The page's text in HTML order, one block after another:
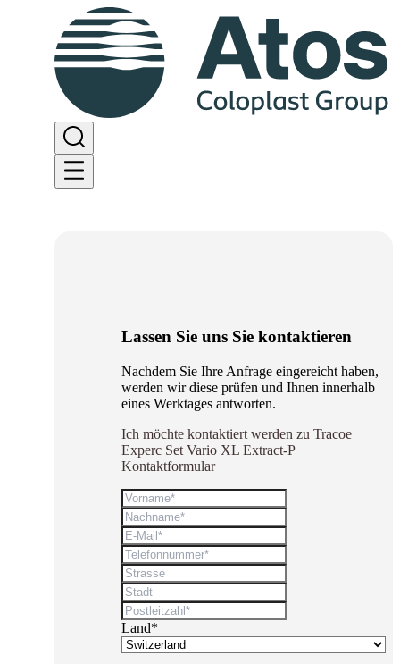
Lassen Sie uns Sie kontaktieren
Nachdem Sie Ihre Anfrage eingereicht haben,
werden wir diese prüfen und Ihnen innerhalb
eines Werktages antworten.
Ich möchte kontaktiert werden zu Tracoe
Experc Set Vario XL Extract-P
Kontaktformular
Land*